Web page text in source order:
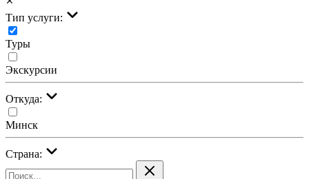
Тип услуги:
Туры
Экскурсии
Откуда:
Минск
Страна: